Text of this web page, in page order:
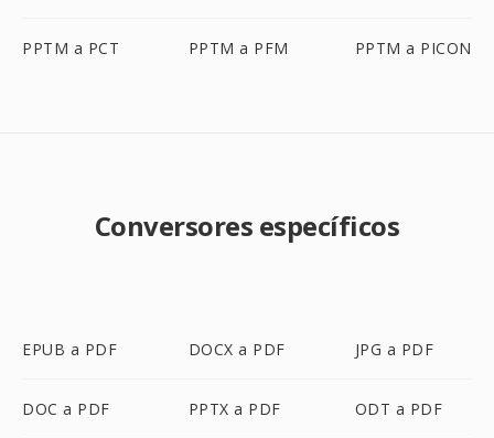
PPTM a PCT PPTM a PFM PPTM a PICON
Conversores específicos
EPUB a PDF DOCX a PDF JPG a PDF
DOC a PDF PPTX a PDF ODT a PDF